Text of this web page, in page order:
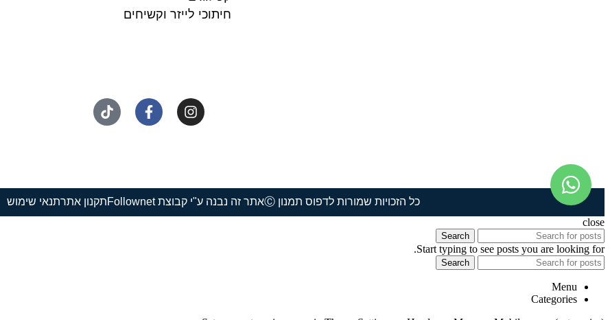
חיתוכי לייזר וקשיחים
כל הזכויות שמורות לדפוס תמנון Ⓒ אתר זה נבנה ע"י קבוצת Follownet תקנון אתרתנאי שימוש
close
Search
Start typing to see posts you are looking for.
Search
Menu
Categories